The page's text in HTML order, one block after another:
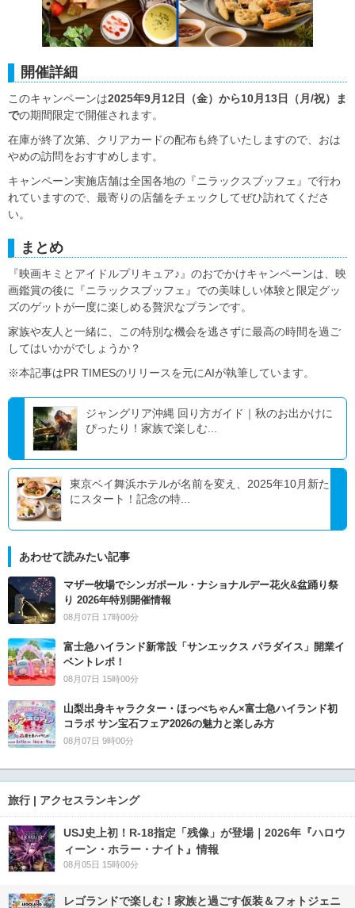
開催詳細
このキャンペーンは2025年9月12日（金）から10月13日（月/祝）ま
での期間限定で開催されます。
在庫が終了次第、クリアカードの配布も終了いたしますので、おは
やめの訪問をおすすめします。
キャンペーン実施店舗は全国各地の『ニラックスブッフェ』で行わ
れていますので、最寄りの店舗をチェックしてぜひ訪れてくださ
い。
まとめ
『映画キミとアイドルプリキュア♪』のおでかけキャンペーンは、映
画鑑賞の後に『ニラックスブッフェ』での美味しい体験と限定グッ
ズのゲットが一度に楽しめる贅沢なプランです。
家族や友人と一緒に、この特別な機会を逃さずに最高の時間を過ご
してはいかがでしょうか？
※本記事はPR TIMESのリリースを元にAIが執筆しています。
ジャングリア沖縄 回り方ガイド｜秋のお出かけに
ぴったり！家族で楽しむ...
東京ベイ舞浜ホテルが名前を変え、2025年10月新た
にスタート！記念の特...
あわせて読みたい記事
マザー牧場でシンガポール・ナショナルデー花火&盆踊り祭
り 2026年特別開催情報
08月07日 17時00分
富士急ハイランド新常設「サンエックス パラダイス」開業イ
ベントレポ！
08月07日 15時00分
山梨出身キャラクター・ほっぺちゃん×富士急ハイランド初
コラボ サン宝石フェア2026の魅力と楽しみ方
08月07日 9時00分
旅行 | アクセスランキング
USJ史上初！R-18指定「残像」が登場｜2026年『ハロウ
ィーン・ホラー・ナイト』情報
08月05日 15時00分
レゴランドで楽しむ！家族と過ごす仮装＆フォトジェニ